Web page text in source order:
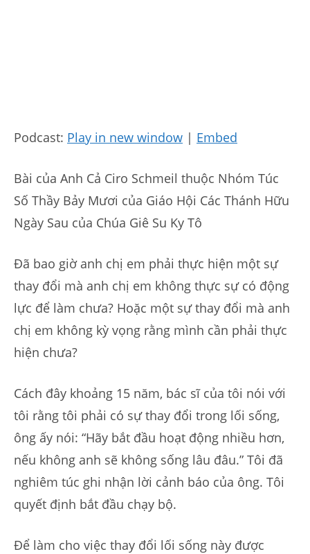
Podcast: Play in new window | Embed
Bài của Anh Cả Ciro Schmeil thuộc Nhóm Túc
Số Thầy Bảy Mươi của Giáo Hội Các Thánh Hữu
Ngày Sau của Chúa Giê Su Ky Tô
Đã bao giờ anh chị em phải thực hiện một sự
thay đổi mà anh chị em không thực sự có động
lực để làm chưa? Hoặc một sự thay đổi mà anh
chị em không kỳ vọng rằng mình cần phải thực
hiện chưa?
Cách đây khoảng 15 năm, bác sĩ của tôi nói với
tôi rằng tôi phải có sự thay đổi trong lối sống,
ông ấy nói: “Hãy bắt đầu hoạt động nhiều hơn,
nếu không anh sẽ không sống lâu đâu.” Tôi đã
nghiêm túc ghi nhận lời cảnh báo của ông. Tôi
quyết định bắt đầu chạy bộ.
Để làm cho việc thay đổi lối sống này được